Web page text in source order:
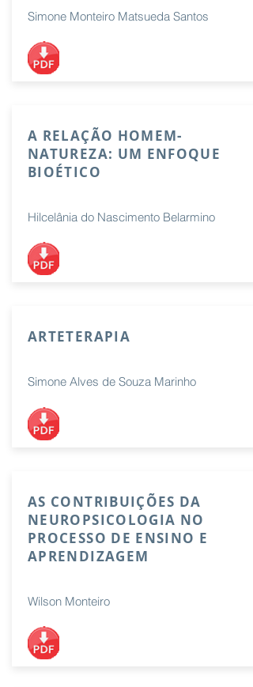
Simone Monteiro Matsueda Santos
A RELAÇÃO HOMEM-
NATUREZA: UM ENFOQUE
BIOÉTICO
Hilcelânia do Nascimento Belarmino
ARTETERAPIA
Simone Alves de Souza Marinho
AS CONTRIBUIÇÕES DA
NEUROPSICOLOGIA NO
PROCESSO DE ENSINO E
APRENDIZAGEM
Wilson Monteiro